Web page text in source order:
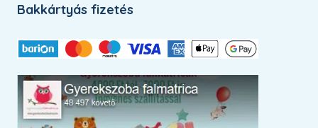
Bakkártyás fizetés